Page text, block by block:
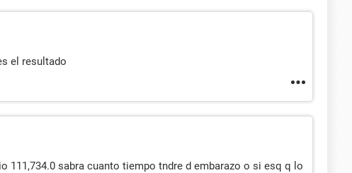
el resultado
111,734.0 sabra cuanto tiempo tndre d embarazo o si esq q lo